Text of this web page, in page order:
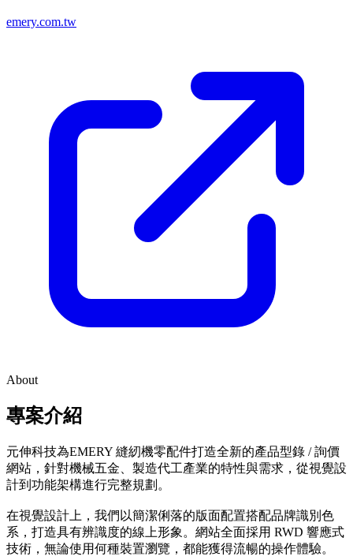
emery.com.tw
About
專案介紹
元伸科技為EMERY 縫紉機零配件打造全新的產品型錄 / 詢價
網站，針對機械五金、製造代工產業的特性與需求，從視覺設
計到功能架構進行完整規劃。
在視覺設計上，我們以簡潔俐落的版面配置搭配品牌識別色
系，打造具有辨識度的線上形象。網站全面採用 RWD 響應式
技術，無論使用何種裝置瀏覽，都能獲得流暢的操作體驗。